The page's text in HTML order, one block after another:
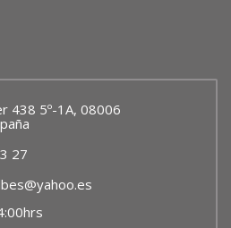
Investigación de
438 5º-1A, 08006
27